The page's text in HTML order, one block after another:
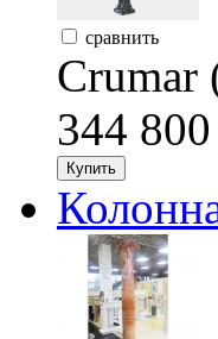
сравнить
Crumar
344
Купить